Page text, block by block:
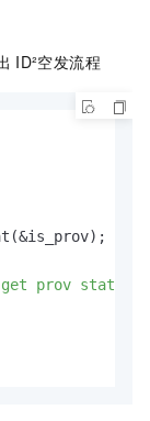
ID²空发流程
prov stat